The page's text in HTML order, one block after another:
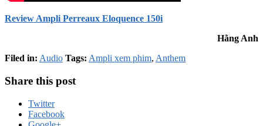
Review Ampli Perreaux Eloquence 150i
Hằng Anh
Filed in: Audio Tags: Ampli xem phim, Anthem
Share this post
Twitter
Facebook